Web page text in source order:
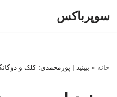
سوپرباکس
خانه » ببینید | پورمحمدی: کلک و